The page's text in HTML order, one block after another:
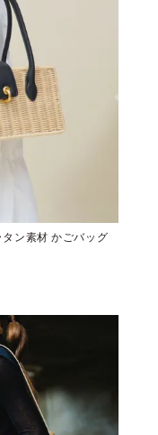
タン素材 かごバッグ